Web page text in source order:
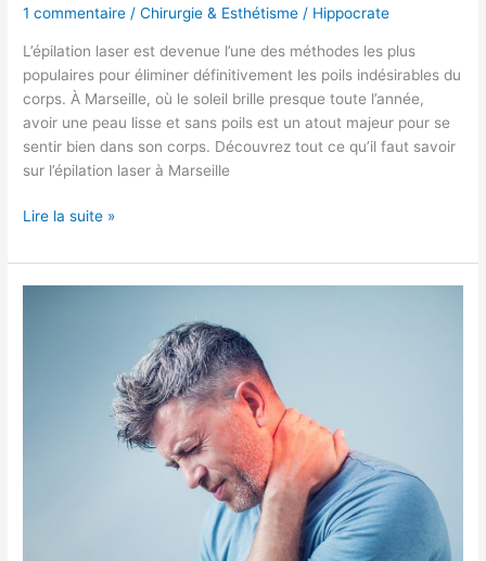
1 commentaire /Chirurgie & Esthétisme / Hippocrate
L’épilation laser est devenue l’une des méthodes les plus
populaires pour éliminer définitivement les poils indésirables du
corps. À Marseille, où le soleil brille presque toute l’année,
avoir une peau lisse et sans poils est un atout majeur pour se
sentir bien dans son corps. Découvrez tout ce qu’il faut savoir
sur l’épilation laser à Marseille
Lire la suite »